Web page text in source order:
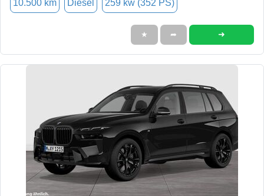
10.500 km Diesel 259 kw (352 PS)
★ ➦ ➜